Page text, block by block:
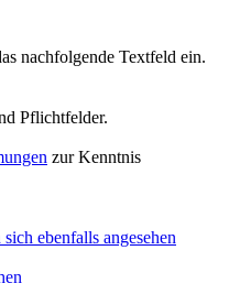
nachfolgende Textfeld ein.
Pflichtfelder.
zur Kenntnis
ebenfalls angesehen